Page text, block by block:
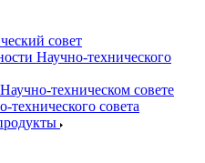
совет
Научно-технического
техническом совете
технического совета